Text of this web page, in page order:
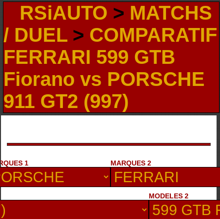
RSiAUTO > MATCHS
/ DUEL> COMPARATIF
FERRARI 599 GTB
Fiorano vs PORSCHE
911 GT2 (997)
1 MARQUES 2
MODELES 2